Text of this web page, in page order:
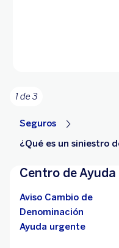
1 de 3
Seguros
¿Qué es un siniestro
Centro de Ayuda
Aviso Cambio de
Denominación
Ayuda urgente